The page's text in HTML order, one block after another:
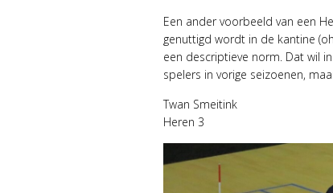
Een ander voorbeeld van een
genuttigd wordt in de kantine
een descriptieve norm. Dat wil
spelers in vorige seizoenen,
Twan Smeitink
Heren 3